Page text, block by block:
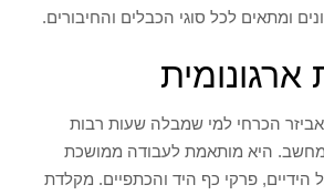
ומתאים לכל סוגי הכבלים והחיבורים.
אביזר הכרחי למי שמבלה שעות רבות
היא מותאמת לעבודה ממושכת
פרקי כף היד והכתפיים. מקלדת